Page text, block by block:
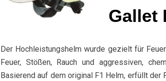
Gallet
Der Hochleistungshelm wurde gezielt für
Feuer, Stößen, Rauch und aggressiven,
Basierend auf dem original F1 Helm, erfüllt der